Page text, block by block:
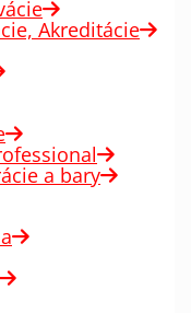
Akreditácie
a bary